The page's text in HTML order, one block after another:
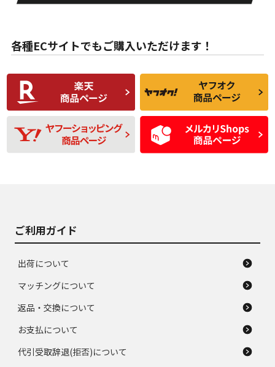
な中古品
んどない中古品
C
比較的きれいな中古
品
C
られるが、使用に問
題のない中古品
D
使用感や目立つ傷が
あり、一般的な中古
品
D
残り溝も少なく、偏
磨耗がみられ、短期
間使用できるくらい
の中古品
各種ECサイトでもご購入いただけます！
ご利用ガイド
出荷について
マッチングについて
返品・交換について
お支払について
代引受取辞退(拒否)について